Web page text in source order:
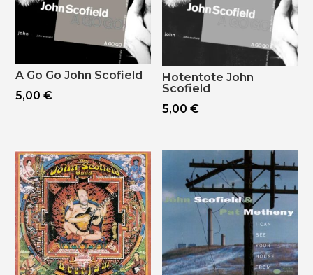
A Go Go John Scofield
5,00€
Hotentote John
Scofield
5,00€